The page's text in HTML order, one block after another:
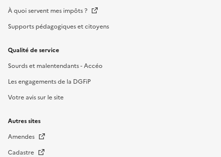
À quoi servent mes impôts ?
Supports pédagogiques et citoyens
Qualité de service
Sourds et malentendants - Accéo
Les engagements de la DGFiP
Votre avis sur le site
Autres sites
Amendes
Cadastre